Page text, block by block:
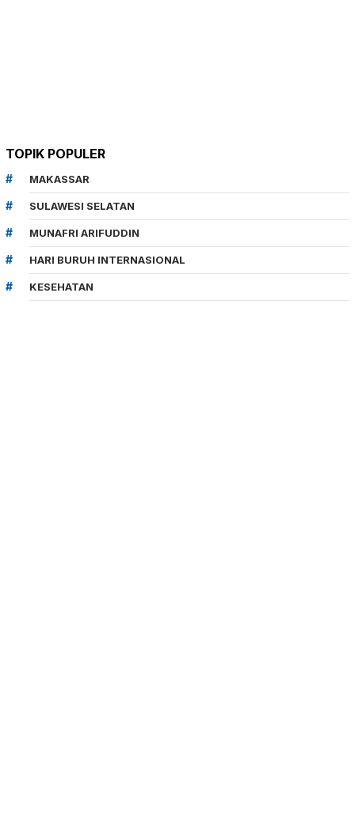
TOPIK POPULER
MAKASSAR
SULAWESI SELATAN
MUNAFRI ARIFUDDIN
HARI BURUH INTERNASIONAL
KESEHATAN